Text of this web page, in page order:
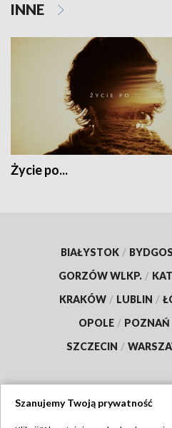
INNE
Życie po...
BIAŁYSTOK /
GORZÓW WLKP. /
KRAKÓW / LUBLIN /
OPOLE / POZNAŃ
SZCZECIN /
Szanujemy Twoją prywatność